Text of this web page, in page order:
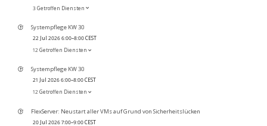
3 Getroffen Diensten
Systempflege KW 30
22 Jul 2026 6:00–8:00 CEST
12 Getroffen Diensten
Systempflege KW 30
21 Jul 2026 6:00–8:00 CEST
12 Getroffen Diensten
FlexServer: Neustart aller VMs auf Grund von Sicherheitslücken
20 Jul 2026 7:00–9:00 CEST